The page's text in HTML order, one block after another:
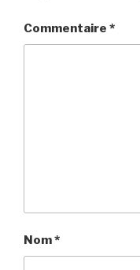
Commentaire *
Nom*